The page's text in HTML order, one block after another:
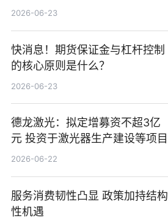
等方案
2026-06-23
快消息！期货保证金与杠杆控制
的核心原则是什么？
2026-06-23
德龙激光：拟定增募资不超3亿
元 投资于激光器生产建设等项目
2026-06-22
服务消费韧性凸显 政策加持结构
性机遇